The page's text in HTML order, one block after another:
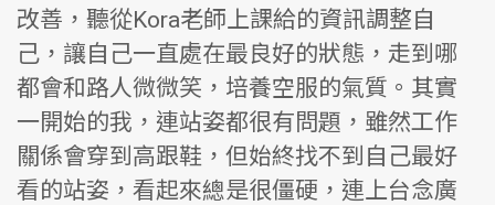
改善，聽從Kora老師上課給的資訊調整自
己，讓自己一直處在最良好的狀態，走到哪
都會和路人微微笑，培養空服的氣質。其實
一開始的我，連站姿都很有問題，雖然工作
關係會穿到高跟鞋，但始終找不到自己最好
看的站姿，看起來總是很僵硬，連上台念廣